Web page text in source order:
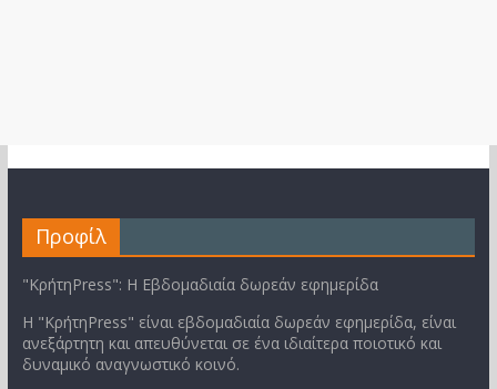
Προφίλ
"ΚρήτηPress": Η Εβδομαδιαία δωρεάν εφημερίδα
Η "ΚρήτηPress" είναι εβδομαδιαία δωρεάν εφημερίδα, είναι
ανεξάρτητη και απευθύνεται σε ένα ιδιαίτερα ποιοτικό και
δυναμικό αναγνωστικό κοινό.